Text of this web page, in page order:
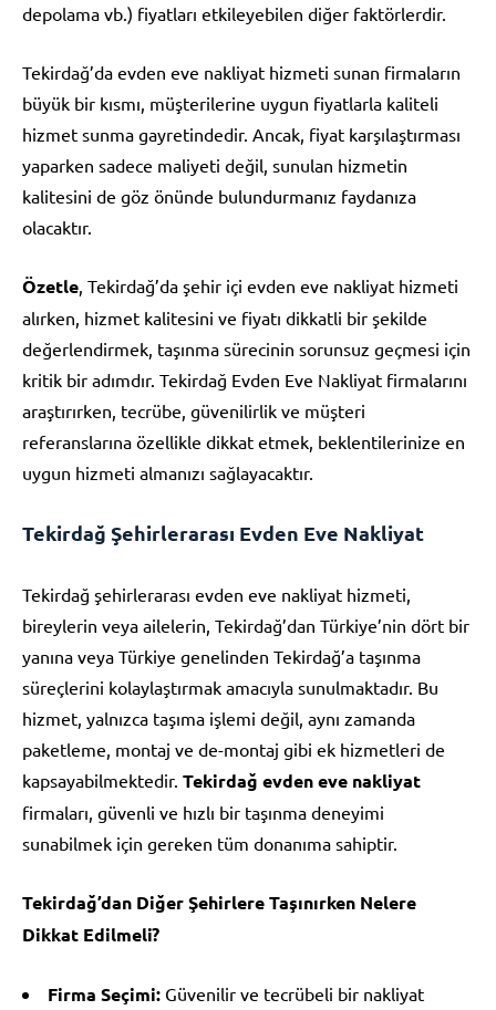
depolama vb.) fiyatları etkileyebilen diğer faktörlerdir.
Tekirdağ’da evden eve nakliyat hizmeti sunan firmaların
büyük bir kısmı, müşterilerine uygun fiyatlarla kaliteli
hizmet sunma gayretindedir. Ancak, fiyat karşılaştırması
yaparken sadece maliyeti değil, sunulan hizmetin
kalitesini de göz önünde bulundurmanız faydanıza
olacaktır.
Özetle , Tekirdağ’da şehir içi evden eve nakliyat hizmeti
alırken, hizmet kalitesini ve fiyatı dikkatli bir şekilde
değerlendirmek, taşınma sürecinin sorunsuz geçmesi için
kritik bir adımdır. Tekirdağ Evden Eve Nakliyat firmalarını
araştırırken, tecrübe, güvenilirlik ve müşteri
referanslarına özellikle dikkat etmek, beklentilerinize en
uygun hizmeti almanızı sağlayacaktır.
Tekirdağ Şehirlerarası Evden Eve Nakliyat
Tekirdağ şehirlerarası evden eve nakliyat hizmeti,
bireylerin veya ailelerin, Tekirdağ’dan Türkiye’nin dört bir
yanına veya Türkiye genelinden Tekirdağ’a taşınma
süreçlerini kolaylaştırmak amacıyla sunulmaktadır. Bu
hizmet, yalnızca taşıma işlemi değil, aynı zamanda
paketleme, montaj ve de-montaj gibi ek hizmetleri de
kapsayabilmektedir. Tekirdağ evden eve nakliyat
firmaları, güvenli ve hızlı bir taşınma deneyimi
sunabilmek için gereken tüm donanıma sahiptir.
Tekirdağ’dan Diğer Şehirlere Taşınırken Nelere
Dikkat Edilmeli?
Firma Seçimi: Güvenilir ve tecrübeli bir nakliyat